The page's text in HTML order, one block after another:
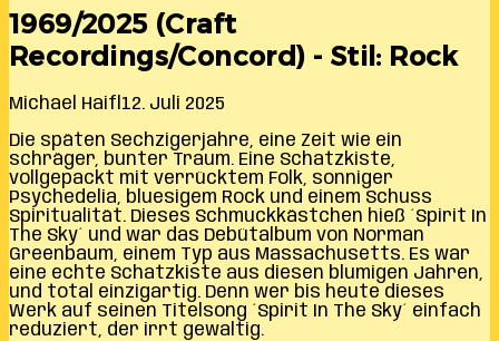
1969/2025 (Craft
Recordings/Concord) - Stil: Rock
Michael Haifl 12. Juli 2025
Die späten Sechzigerjahre, eine Zeit wie ein
schräger, bunter Traum. Eine Schatzkiste,
vollgepackt mit verrücktem Folk, sonniger
Psychedelia, bluesigem Rock und einem Schuss
Spiritualität. Dieses Schmuckkästchen hieß ´Spirit In
The Sky´ und war das Debütalbum von Norman
Greenbaum, einem Typ aus Massachusetts. Es war
eine echte Schatzkiste aus diesen blumigen Jahren,
und total einzigartig. Denn wer bis heute dieses
Werk auf seinen Titelsong ´Spirit In The Sky´ einfach
reduziert, der irrt gewaltig.